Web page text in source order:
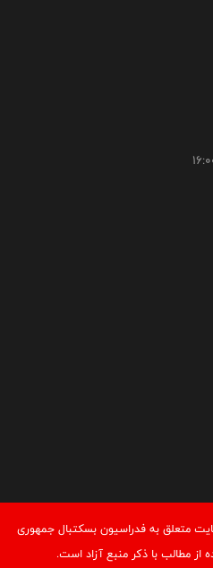
متعلق به فدراسیون بسکتبال جمهوری
از مطالب با ذكر منبع آزاد است.